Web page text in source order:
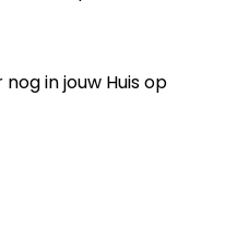
in jouw Huis op